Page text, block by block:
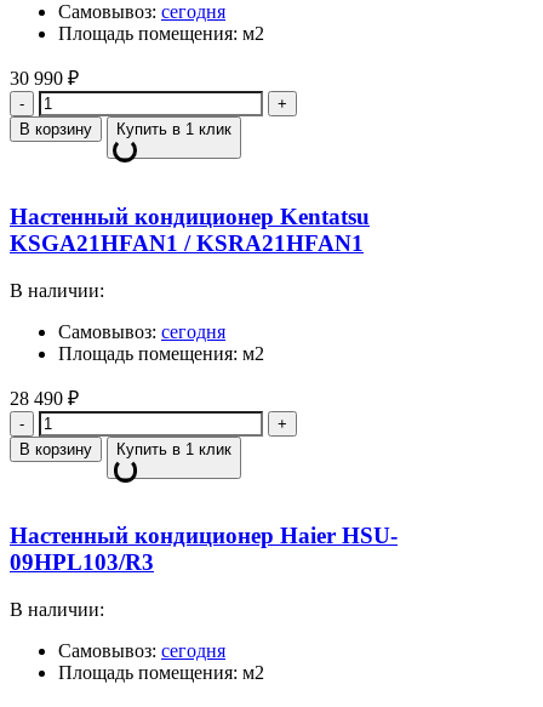
Самовывоз: сегодня
Площадь помещения: м2
30 990 ₽
Количество
В корзину Купить в 1 клик
Настенный кондиционер Kentatsu
KSGA21HFAN1 / KSRA21HFAN1
В наличии:
Самовывоз: сегодня
Площадь помещения: м2
28 490 ₽
Количество
В корзину Купить в 1 клик
Настенный кондиционер Haier HSU-
09HPL103/R3
В наличии:
Самовывоз: сегодня
Площадь помещения: м2